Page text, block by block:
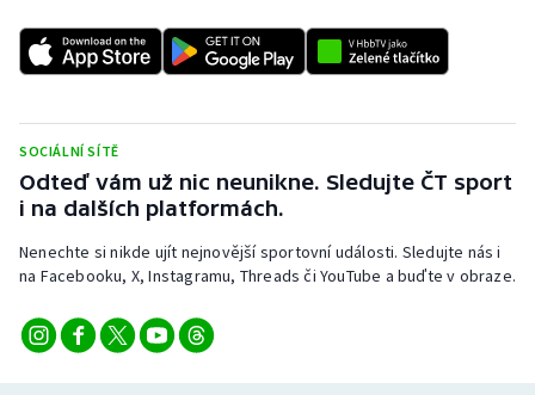
Rychlostní kanoistika
Sportovní střelba
Stolní tenis
Triatlon
Veslování
SOCIÁLNÍ SÍTĚ
Odteď vám už nic neunikne. Sledujte ČT sport
i na dalších platformách.
Nenechte si nikde ujít nejnovější sportovní události. Sledujte nás i
na Facebooku, X, Instagramu, Threads či YouTube a buďte v obraze.